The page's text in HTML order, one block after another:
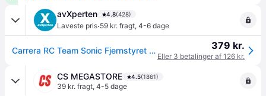
avXperten 4.8(428)
Laveste pris·59 kr. fragt, 4-6 dage
Carrera RC Team Sonic Fjernstyret Bil - 2.4 GHz - 6+år 379 kr.
Eller 3 betalinger af 126 kr.
CS MEGASTORE 4.5(1861)
39 kr. fragt, 4-5 dage